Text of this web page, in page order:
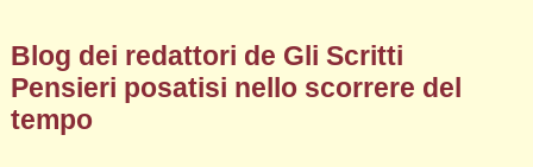
Blog dei redattori de Gli Scritti
Pensieri posatisi nello scorrere del
tempo